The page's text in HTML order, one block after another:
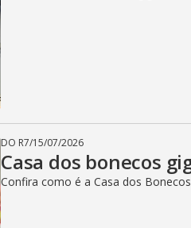
DO R7/15/07/2026
Casa dos bonecos
Confira como é a Casa dos